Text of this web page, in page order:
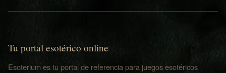
Tu portal esotérico online
Esoterium es tu portal de referencia para juegos esotéricos